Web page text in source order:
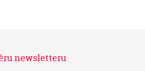
newsletteru